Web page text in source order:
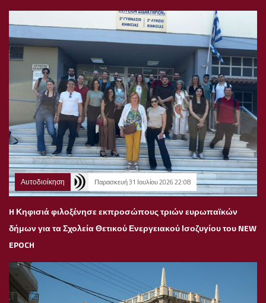
Αυτοδιοίκηση Παρασκευή 31 Ιουλίου 2026 22:08
H Κηφισιά φιλοξένησε εκπροσώπους τριών ευρωπαϊκών
δήμων για τα Σχολεία Θετικού Ενεργειακού Ισοζυγίου του NEW
EPOCH